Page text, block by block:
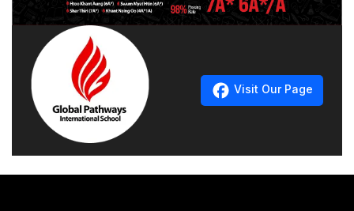
တက္ကသိုလ်ဝင်တန်း (သို့) IGCSE O Level တက်ရောက်ထား
ကြောင်း သက်ဆိုင်ရာ ကျောင်းမှ ထောက်ခံစာကို တင်ပေးဖို့
လိုအပ်ပါသည်။
NCC Level 3 International Foundation Diploma တွင်
သင်ယူရမည့်ဘာသာရပ်များကတော့
Core Units
Module 1 – Developing English Language Skills
လည်း စီစဉ်ထားရှိ ပေးထားပါတယ်။
သင်ကြားရေးပိုင်းတွင်လည်း ကျောင်းသားဗဟိုပြု
သင်ကြားရေးစနစ်များနှင့် လက်ရှိ 21 ရာစု ဒီဂျစ်တယ်ခေတ်
တွင် လိုအပ်သော skills များကိုပါ ထည့်သွင်းသင်ကြားပေးပါ
တယ် ။
Visit Our Page